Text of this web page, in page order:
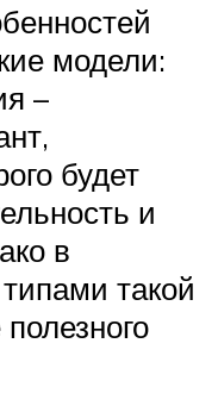
модели:
–
будет
и
в
такой